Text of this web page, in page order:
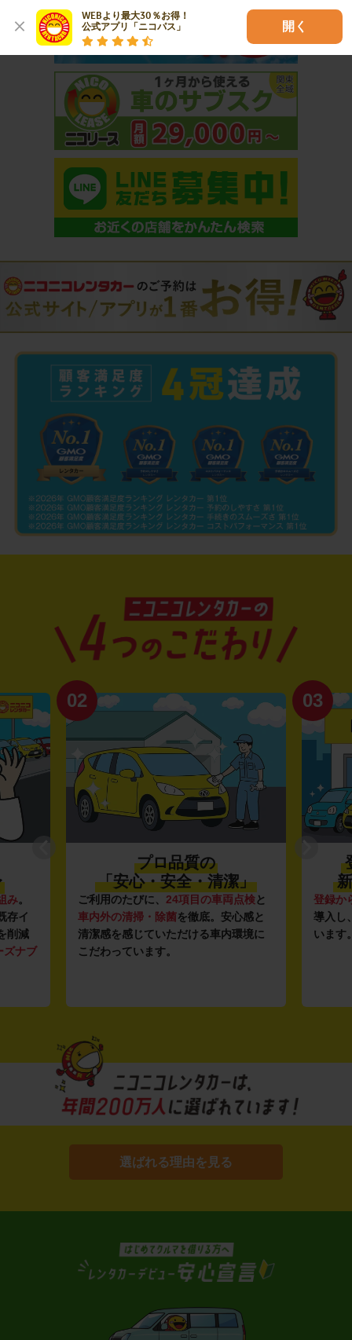
WEBより最大30％お得！
公式アプリ「ニコパス」
開く
み。
存イ
削減
ズナブ
02
プロ品質の
「安心・安全・清潔」
ご利用のたびに、 24項目の車両点検と
車内外の清掃・除菌を徹底。安心感と
清潔感を感じていただける車内環境に
こだわっています。
03
登録か
導入し
います
選ばれる理由を見る